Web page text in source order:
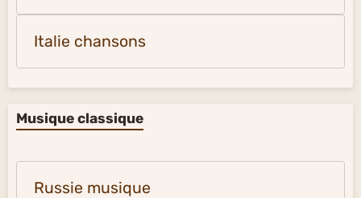
Italie chansons
Musique classique
Russie musique